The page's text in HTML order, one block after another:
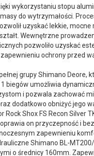
wykorzystaniu stopu
do wytrzymałości.
uzyskać lekkie, mocne
Wewnętrzne
pozwoliło uzyskać
ochrony przed
grupy Shimano Deore,
biegów umożliwia
i pozwala zachować
dodatkowo obniżyć jego
Shox FS Recon Silver
on przyczepność i
zapewnieniu
Shimano BL-
o średnicy 160mm.